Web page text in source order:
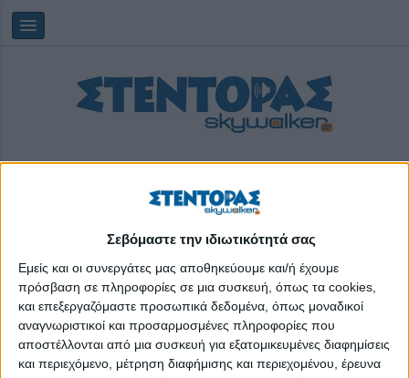
Σεβόμαστε την ιδιωτικότητά σας
Εμείς και οι συνεργάτες μας αποθηκεύουμε και/ή έχουμε
πρόσβαση σε πληροφορίες σε μια συσκευή, όπως τα cookies,
και επεξεργαζόμαστε προσωπικά δεδομένα, όπως μοναδικοί
αναγνωριστικοί και προσαρμοσμένες πληροφορίες που
αποστέλλονται από μια συσκευή για εξατομικευμένες διαφημίσεις
και περιεχόμενο, μέτρηση διαφήμισης και περιεχομένου, έρευνα
Παρασκευή, 07/08/202621:05:25
Start - Create Cultural Change